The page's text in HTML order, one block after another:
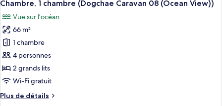
07
(Ocean
View))
Chambre,
chambre
(Dogchae
Caravan
07
(Ocean
View))
toutes
les
photos
pour
ce
type
de
chambre :
Chambre,
Chambre, 1 chambre (Dogchae Caravan 08 (Ocean View))
Vue sur l’océan
66 m²
1 chambre
4 personnes
2 grands lits
Wi-Fi gratuit
Plus de détails
Plus